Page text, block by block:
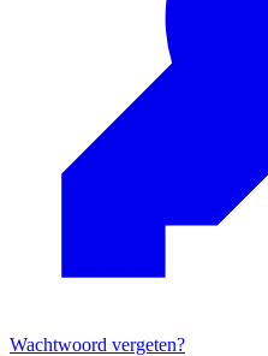
Wachtwoord vergeten?